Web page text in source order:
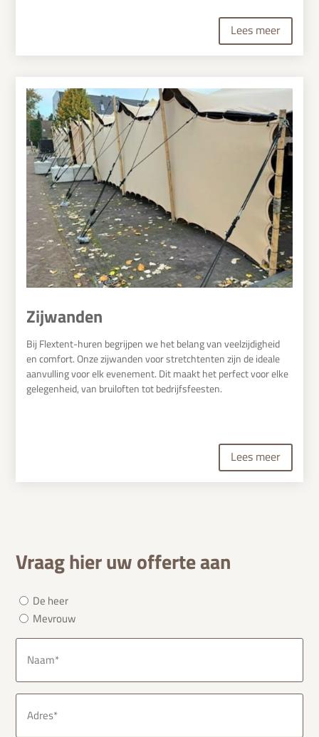
Lees meer
Zijwanden
Bij Flextent-huren begrijpen we het belang van veelzijdigheid
en comfort. Onze zijwanden voor stretchtenten zijn de ideale
aanvulling voor elk evenement. Dit maakt het perfect voor elke
gelegenheid, van bruiloften tot bedrijfsfeesten.
Lees meer
Vraag hier uw offerte aan
Aanhef
(Vereist)
De heer
Mevrouw
Naam
(Vereist)
Adres
(Vereist)